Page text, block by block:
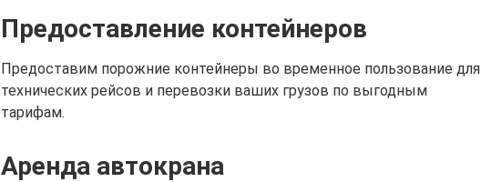
Предоставление контейнеров
Предоставим порожние контейнеры во временное пользование для
технических рейсов и перевозки ваших грузов по выгодным
тарифам.
Аренда автокрана